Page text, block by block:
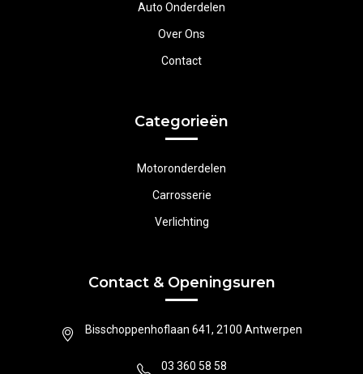
Auto Onderdelen
Over Ons
Contact
Categorieën
Motoronderdelen
Carrosserie
Verlichting
Contact & Openingsuren
Bisschoppenhoflaan 641, 2100 Antwerpen
03 360 58 58